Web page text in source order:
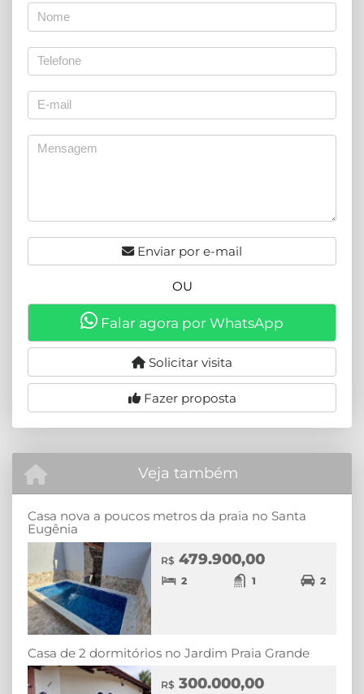
Enviar por e-mail
OU
Falar agora por WhatsApp
Solicitar visita
Fazer proposta
Veja também
Casa nova a poucos metros da praia no Santa
Eugênia
R$ 479.900,00
2 1 2
Casa de 2 dormitórios no Jardim Praia Grande
R$ 300.000,00